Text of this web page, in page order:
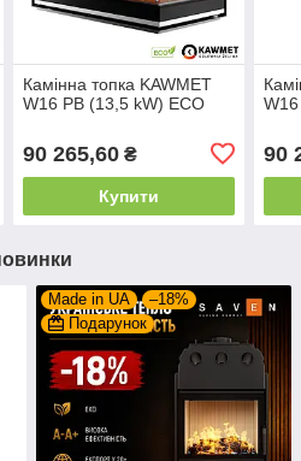
Камінна топка KAWMET
W16 PB (13,5 kW) ECO
90 265,60₴
Купити
90
Made in UA
–18%
Подарунок